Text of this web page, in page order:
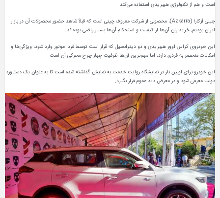
است و هم از تکنولوژی هیبریدی استفاده می‌کند.
جیلی آزکارا (Azkarra)، محصولی از شرکت معروف چینی است که قبلاً شاهد حضور محصولات آن در بازار
ایران بودیم. خریداران آن‌ها از کیفیت و استحکام آن‌ها بسیار راضی بوده‌اند.
این خودروی کراس اوور هیبریدی و دو دیفرانسیل که قرار است توسط فردا موتور وارد شود، ویژگی‌ها و
امکانات منحصر به فردی دارد، اما مهم‌ترین آن‌ها ظرفیت چهار چرخ محرکی آن است.
این خودرو برای اولین بار در نمایشگاه روایت خدمت به نمایش گذاشته شده است تا به عنوان یک دستاورد
دولت معرفی شود و در معرض دید عموم قرار بگیرد.